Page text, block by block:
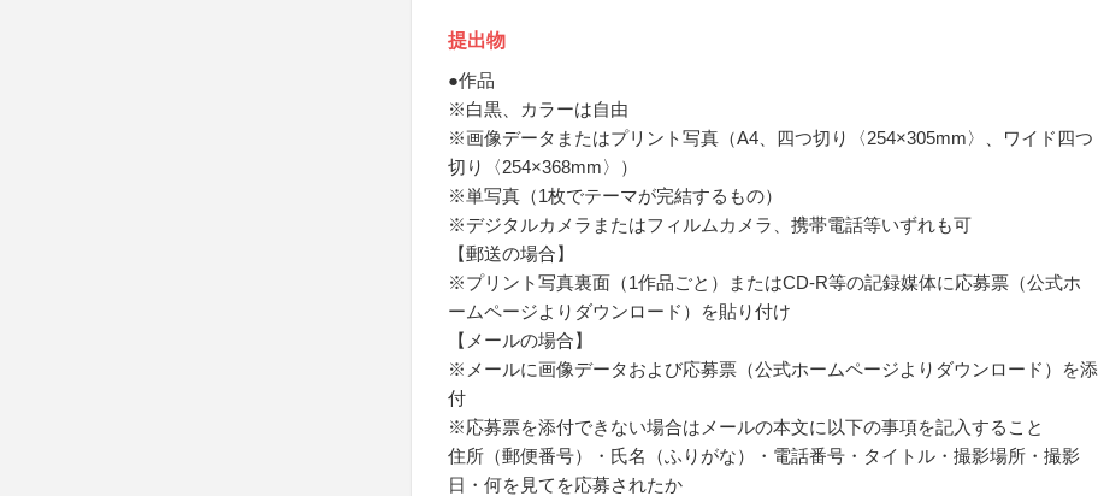
提出物
●作品
※白黒、カラーは自由
※画像データまたはプリント写真（A4、四つ切り〈254×305mm〉、ワイド四つ
切り〈254×368mm〉）
※単写真（1枚でテーマが完結するもの）
※デジタルカメラまたはフィルムカメラ、携帯電話等いずれも可
【郵送の場合】
※プリント写真裏面（1作品ごと）またはCD-R等の記録媒体に応募票（公式ホ
ームページよりダウンロード）を貼り付け
【メールの場合】
※メールに画像データおよび応募票（公式ホームページよりダウンロード）を添
付
※応募票を添付できない場合はメールの本文に以下の事項を記入すること
住所（郵便番号）・氏名（ふりがな）・電話番号・タイトル・撮影場所・撮影
日・何を見てを応募されたか